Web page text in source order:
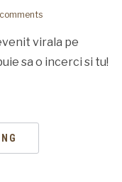
virala pe
sa o incerci si tu!